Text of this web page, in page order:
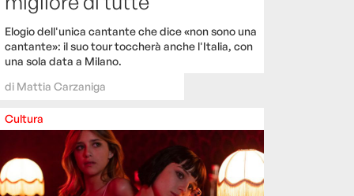
Elogio dell'unica cantante che dice «non sono una
cantante»: il suo tour toccherà anche l'Italia, con
una sola data a Milano.
di Mattia Carzaniga
Cultura